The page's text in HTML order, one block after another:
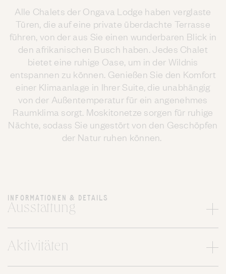
Alle Chalets der Ongava Lodge haben verglaste
Türen, die auf eine private überdachte Terrasse
führen, von der aus Sie einen wunderbaren Blick in
den afrikanischen Busch haben. Jedes Chalet
bietet eine ruhige Oase, um in der Wildnis
entspannen zu können. Genießen Sie den Komfort
einer Klimaanlage in Ihrer Suite, die unabhängig
von der Außentemperatur für ein angenehmes
Raumklima sorgt. Moskitonetze sorgen für ruhige
Nächte, sodass Sie ungestört von den Geschöpfen
der Natur ruhen können.
INFORMATIONEN & DETAILS
Ausstattung
Aktivitäten